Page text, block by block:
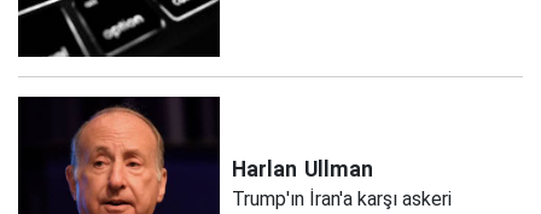
Harlan Ullman
Trump'ın İran'a karşı askeri